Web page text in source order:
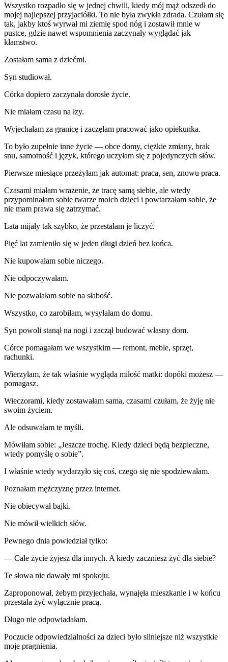
Wszystko rozpadło się w jednej chwili, kiedy mój mąż odszedł do
mojej najlepszej przyjaciółki. To nie była zwykła zdrada. Czułam się
tak, jakby ktoś wyrwał mi ziemię spod nóg i zostawił mnie w
pustce, gdzie nawet wspomnienia zaczynały wyglądać jak
kłamstwo.
Zostałam sama z dziećmi.
Syn studiował.
Córka dopiero zaczynała dorosłe życie.
Nie miałam czasu na łzy.
Wyjechałam za granicę i zaczęłam pracować jako opiekunka.
To było zupełnie inne życie — obce domy, ciężkie zmiany, brak
snu, samotność i język, którego uczyłam się z pojedynczych słów.
Pierwsze miesiące przeżyłam jak automat: praca, sen, znowu praca.
Czasami miałam wrażenie, że tracę samą siebie, ale wtedy
przypominałam sobie twarze moich dzieci i powtarzałam sobie, że
nie mam prawa się zatrzymać.
Lata mijały tak szybko, że przestałam je liczyć.
Pięć lat zamieniło się w jeden długi dzień bez końca.
Nie kupowałam sobie niczego.
Nie odpoczywałam.
Nie pozwalałam sobie na słabość.
Wszystko, co zarobiłam, wysyłałam do domu.
Syn powoli stanął na nogi i zaczął budować własny dom.
Córce pomagałam we wszystkim — remont, meble, sprzęt,
rachunki.
Wierzyłam, że tak właśnie wygląda miłość matki: dopóki możesz —
pomagasz.
Wieczorami, kiedy zostawałam sama, czasami czułam, że żyję nie
swoim życiem.
Ale odsuwałam te myśli.
Mówiłam sobie: „Jeszcze trochę. Kiedy dzieci będą bezpieczne,
wtedy pomyślę o sobie”.
I właśnie wtedy wydarzyło się coś, czego się nie spodziewałam.
Poznałam mężczyznę przez internet.
Nie obiecywał bajki.
Nie mówił wielkich słów.
Pewnego dnia powiedział tylko:
— Całe życie żyjesz dla innych. A kiedy zaczniesz żyć dla siebie?
Te słowa nie dawały mi spokoju.
Zaproponował, żebym przyjechała, wynajęła mieszkanie i w końcu
przestała żyć wyłącznie pracą.
Długo nie odpowiadałam.
Poczucie odpowiedzialności za dzieci było silniejsze niż wszystkie
moje pragnienia.